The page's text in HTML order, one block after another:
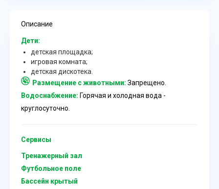
Описание
Дети:
детская площадка;
игровая комната;
детская дискотека.
Размещение с животными: Запрещено.
Водоснабжение: Горячая и холодная вода -
круглосуточно.
Сервисы
Тренажерный зал
Футбольное поле
Бассейн крытый